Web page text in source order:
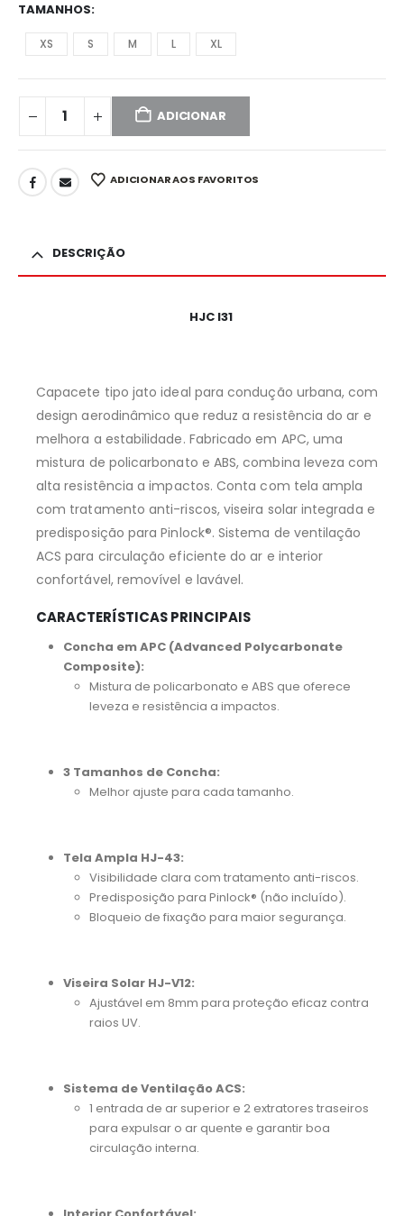
TAMANHOS
XS S M L XL
ADICIONAR
ADICIONAR AOS FAVORITOS
DESCRIÇÃO
HJC I31
Capacete tipo jato ideal para condução urbana, com
design aerodinâmico que reduz a resistência do ar e
melhora a estabilidade. Fabricado em APC, uma
mistura de policarbonato e ABS, combina leveza com
alta resistência a impactos. Conta com tela ampla
com tratamento anti-riscos, viseira solar integrada e
predisposição para Pinlock®. Sistema de ventilação
ACS para circulação eficiente do ar e interior
confortável, removível e lavável.
CARACTERÍSTICAS PRINCIPAIS
Concha em APC (Advanced Polycarbonate
Composite):
Mistura de policarbonato e ABS que oferece
leveza e resistência a impactos.
3 Tamanhos de Concha:
Melhor ajuste para cada tamanho.
Tela Ampla HJ-43:
Visibilidade clara com tratamento anti-riscos.
Predisposição para Pinlock® (não incluído).
Bloqueio de fixação para maior segurança.
Viseira Solar HJ-V12:
Ajustável em 8mm para proteção eficaz contra
raios UV.
Sistema de Ventilação ACS:
1 entrada de ar superior e 2 extratores traseiros
para expulsar o ar quente e garantir boa
circulação interna.